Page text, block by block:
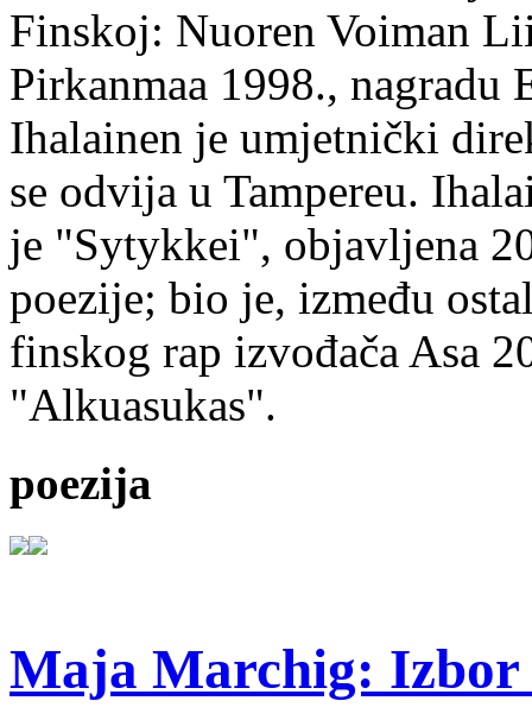
Finskoj: Nuoren Voiman
Pirkanmaa 1998.,
Ihalainen je umjetnički
se odvija u Tampereu.
je "Sytykkei", objavljena
poezije; bio je, između
finskog rap izvođača Asa
"Alkuasukas".
poezija
Maja Marchig: Izbor